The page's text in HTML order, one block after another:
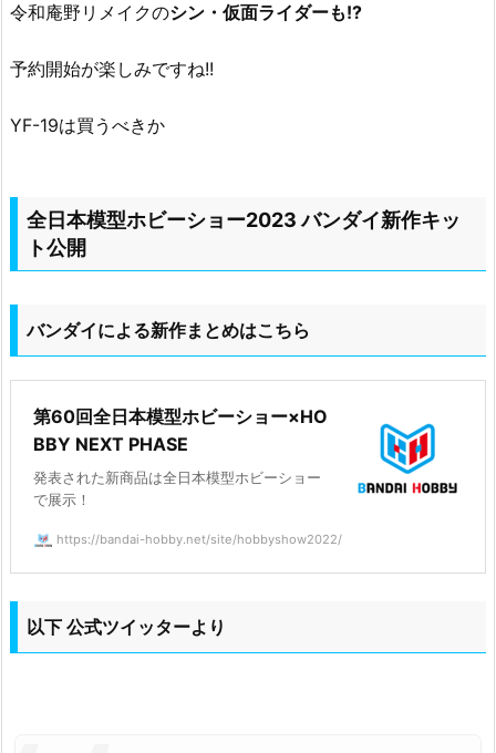
令和庵野リメイクのシン・仮面ライダーも!?
予約開始が楽しみですね!!
YF-19は買うべきか
全日本模型ホビーショー2023 バンダイ新作キッ
ト公開
バンダイによる新作まとめはこちら
第60回全日本模型ホビーショー×HO
BBY NEXT PHASE
発表された新商品は全日本模型ホビーショー
で展示！
https://bandai-hobby.net/site/hobbyshow2022/
以下 公式ツイッターより